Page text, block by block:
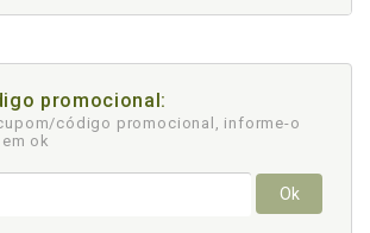
promocional:
código promocional, informe-o
ok
Ok